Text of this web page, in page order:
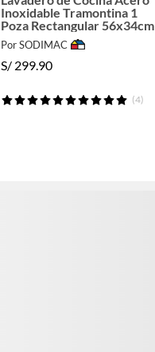
Inoxidable Tramontina 1
Poza Rectangular 56x34cm
Por SODIMAC
S/ 299.90
(4)